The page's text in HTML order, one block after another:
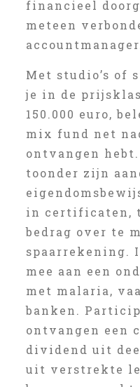
financieel
meteen
accountmanager.
Met studio’s of
je in de
150.000 euro,
mix fund net
ontvangen
toonder zijn
in certificaten,
bedrag over te
spaarrekening.
mee aan een
met malaria,
banken.
ontvangen een
dividend uit
uit verstrekte